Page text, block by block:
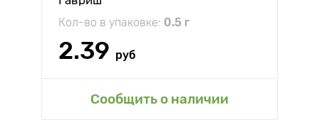
Кол-во в упаковке: 0.5 г
2.39 руб
Сообщить о наличии